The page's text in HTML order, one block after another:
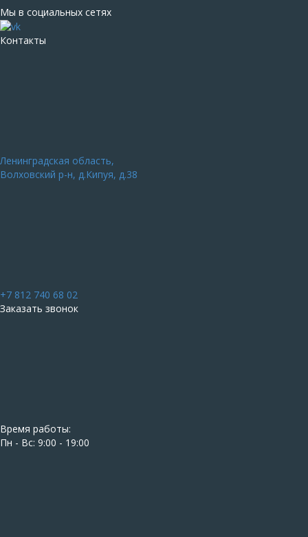
Мы в социальных сетях
Контакты
Ленинградская область,
Волховский р-н, д.Кипуя, д.38
+7 812 740 68 02
Заказать звонок
Время работы:
Пн - Вс: 9:00 - 19:00